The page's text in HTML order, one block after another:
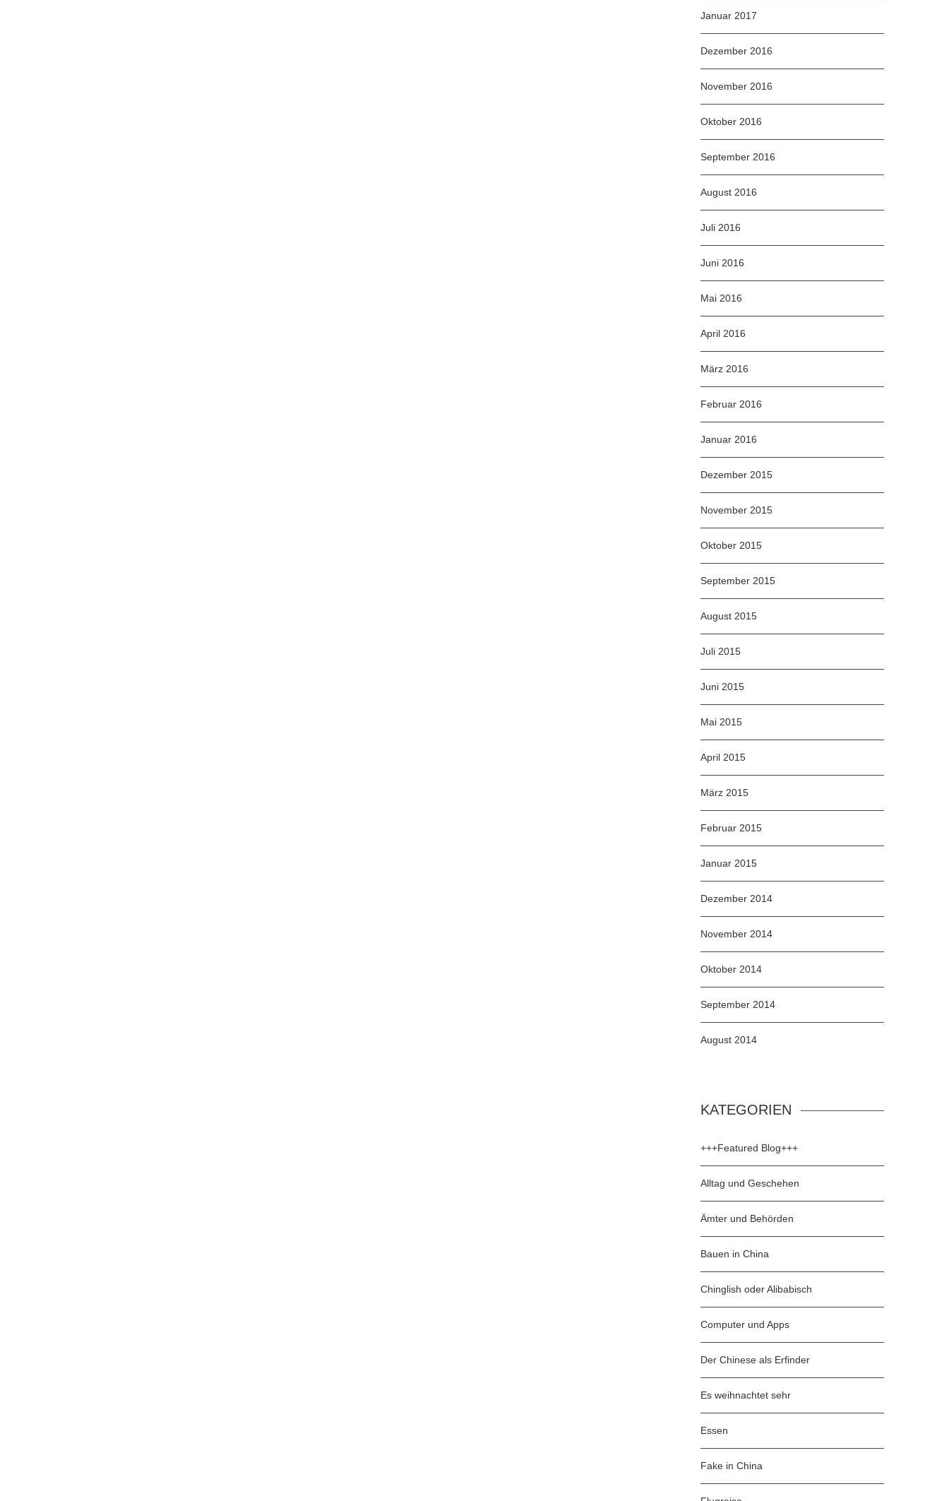
Januar 2017
Dezember 2016
November 2016
Oktober 2016
September 2016
August 2016
Juli 2016
Juni 2016
Mai 2016
April 2016
März 2016
Februar 2016
Januar 2016
Dezember 2015
November 2015
Oktober 2015
September 2015
August 2015
Juli 2015
Juni 2015
Mai 2015
April 2015
März 2015
Februar 2015
Januar 2015
Dezember 2014
November 2014
Oktober 2014
September 2014
August 2014
KATEGORIEN
+++Featured Blog+++
Alltag und Geschehen
Ämter und Behörden
Bauen in China
Chinglish oder Alibabisch
Computer und Apps
Der Chinese als Erfinder
Es weihnachtet sehr
Essen
Fake in China